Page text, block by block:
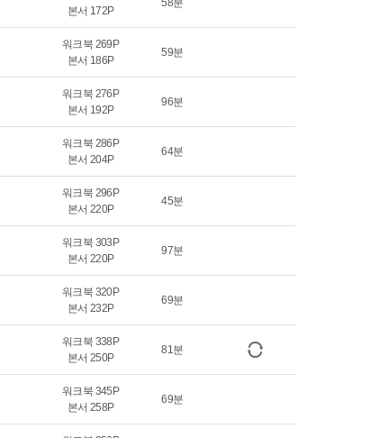
본서 172P
58분
워크북 269P
본서 186P
59분
워크북 276P
본서 192P
96분
워크북 286P
본서 204P
64분
워크북 296P
본서 220P
45분
워크북 303P
본서 220P
97분
워크북 320P
본서 232P
69분
워크북 338P
본서 250P
81분
워크북 345P
본서 258P
69분